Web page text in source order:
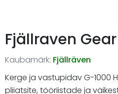
Fjällraven
Kaubamärk: Fjällräven
Kerge ja vastupidav G-1000
pliiatsite, tööriistade ja